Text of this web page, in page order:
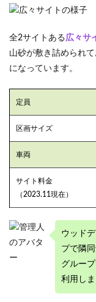
全2サイトある広々サ
山砂が敷き詰められ
になっています。
定員
区画サイズ
車両
サイト料金
（2023.11現在）
ウッド
プで隣
グルー
利用しま